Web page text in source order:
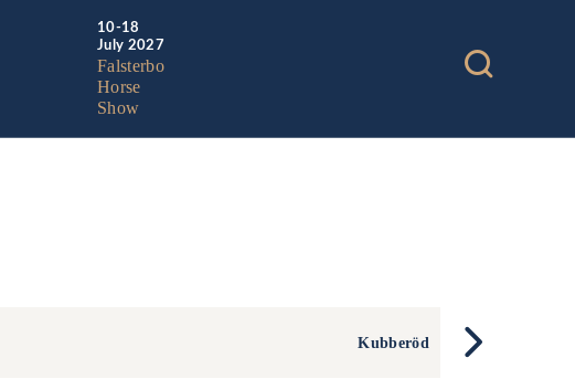
10-18
July 2027
Falsterbo
Horse
Show
Kubberöd